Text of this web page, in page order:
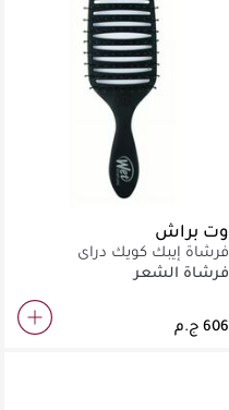
وت براش
فرشاة إيبك كويك دراي
فرشاة الشعر